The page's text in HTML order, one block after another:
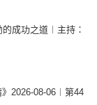
成功之道︱主持：
2026-08-06︱第44